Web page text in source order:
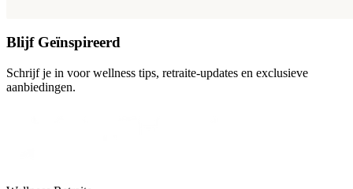
Blijf Geïnspireerd
Schrijf je in voor wellness tips, retraite-updates en exclusieve
aanbiedingen.